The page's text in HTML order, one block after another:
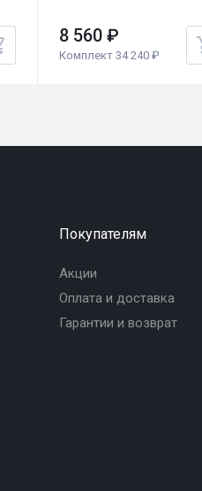
8 560 ₽
Комплект 34 240 ₽
Покупателям
Акции
Оплата и доставка
Гарантии и возврат